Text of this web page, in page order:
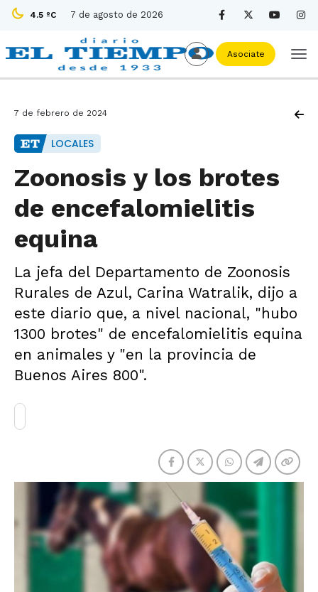
4.5 ºC 7 de agosto de 2026
Asociate
7 de febrero de 2024
LOCALES
Zoonosis y los brotes
de encefalomielitis
equina
La jefa del Departamento de Zoonosis
Rurales de Azul, Carina Watralik, dijo a
este diario que, a nivel nacional, "hubo
1300 brotes" de encefalomielitis equina
en animales y "en la provincia de
Buenos Aires 800".